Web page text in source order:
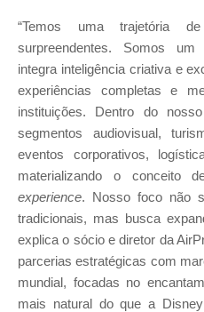
“Temos uma trajetória
surpreendentes. Somos
integra inteligência criativa e
experiências completas e
instituições. Dentro do
segmentos audiovisual,
eventos corporativos,
materializando o
experience. Nosso foco não
tradicionais, mas busca
explica o sócio e diretor da
parcerias estratégicas com
mundial, focadas no
mais natural do que a